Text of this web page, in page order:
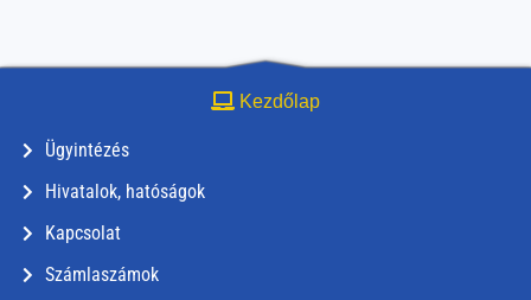
Kezdőlap
Ügyintézés
Hivatalok, hatóságok
Kapcsolat
Számlaszámok